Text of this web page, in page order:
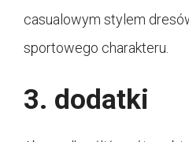
casualowym stylem
sportowego charakteru.
3. dodatki